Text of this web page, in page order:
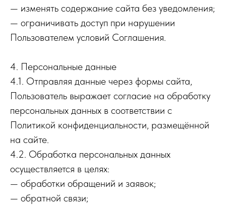
— изменять содержание сайта без уведомления;
— ограничивать доступ при нарушении
Пользователем условий Соглашения.
4. Персональные данные
4.1. Отправляя данные через формы сайта,
Пользователь выражает согласие на обработку
персональных данных в соответствии с
Политикой конфиденциальности, размещённой
на сайте.
4.2. Обработка персональных данных
осуществляется в целях:
— обработки обращений и заявок;
— обратной связи;